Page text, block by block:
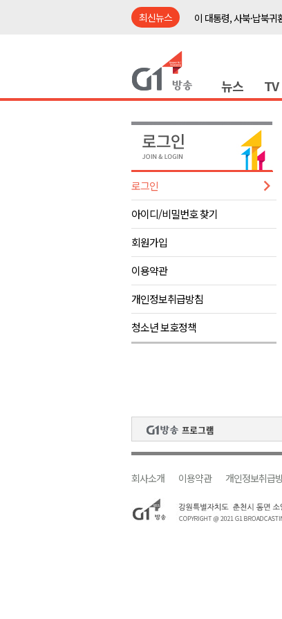
최신뉴스
이 대통령, 사북·납북
이광재 국회 예결위원
육동한 시장, 국제스케
영월군, 국·도비 확보
삼척 공공산후조리원
강원자치도교육청 교
도-시군 첫 간담회..우
이 대통령, 사북·납북
여름축제 더위와 전쟁..
강원도, 최휘영 문체부
이광재 국회 예결위원
검찰청 폐지..해결 과제
강원자치도교육청 교
뉴스 TV
로그인
아이디/비밀번호 찾기
회원가입
이용약관
개인정보취급방침
청소년 보호정책
회사소개 이용약관 개인정보취급